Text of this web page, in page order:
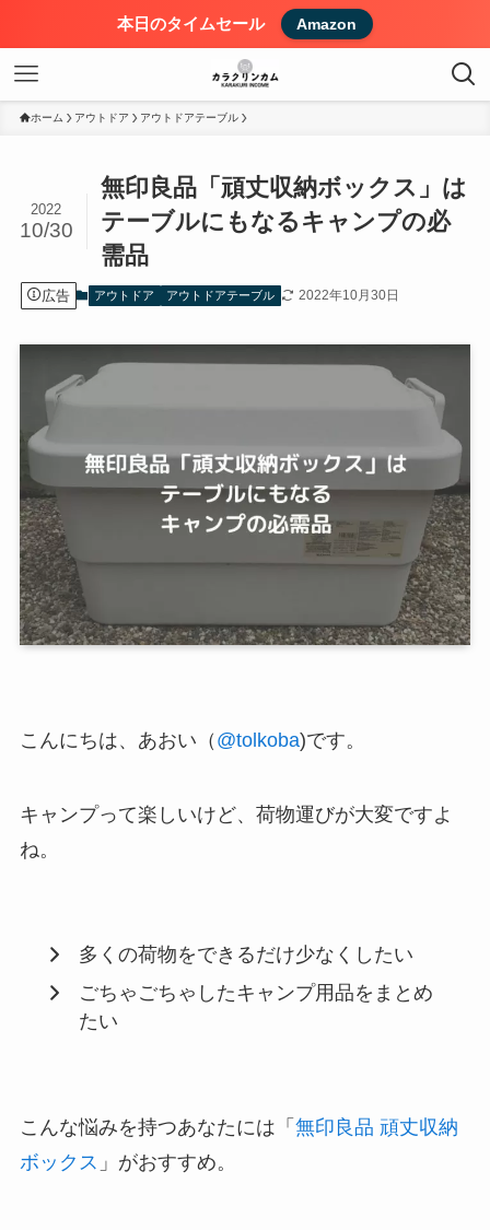
本日のタイムセール Amazon
ホーム アウトドア アウトドアテーブル
無印良品「頑丈収納ボックス」は
テーブルにもなるキャンプの必
需品
2022
10/30
広告 アウトドア アウトドアテーブル 2022年10月30日
こんにちは、あおい（ @tolkoba)です。
キャンプって楽しいけど、荷物運びが大変ですよ
ね。
多くの荷物をできるだけ少なくしたい
ごちゃごちゃしたキャンプ用品をまとめ
たい
こんな悩みを持つあなたには「 無印良品 頑丈収納
ボックス 」がおすすめ。